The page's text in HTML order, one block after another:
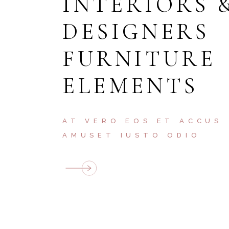
DESIGNERS
FURNITURE
ELEMENTS
AT VERO EOS ET ACCUS
AMUSET IUSTO ODIO